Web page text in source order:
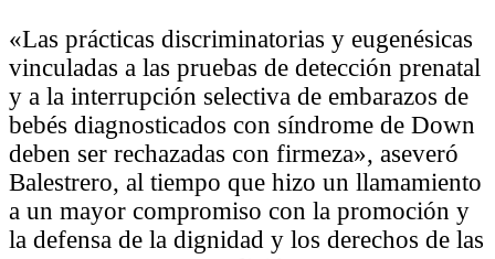
«Las prácticas discriminatorias y eugenésicas
vinculadas a las pruebas de detección prenatal
y a la interrupción selectiva de embarazos de
bebés diagnosticados con síndrome de Down
deben ser rechazadas con firmeza», aseveró
Balestrero, al tiempo que hizo un llamamiento
a un mayor compromiso con la promoción y
la defensa de la dignidad y los derechos de las